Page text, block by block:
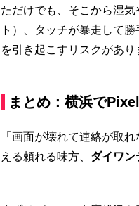
ただけでも、そこから湿
ト）、タッチが暴走して
を引き起こすリスクがあ
まとめ：横浜で
「画面が壊れて連絡が取
える頼れる味方、 ダイワン